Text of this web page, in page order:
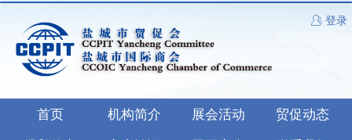
登录
首页 机构简介 展会活动
贸促动态